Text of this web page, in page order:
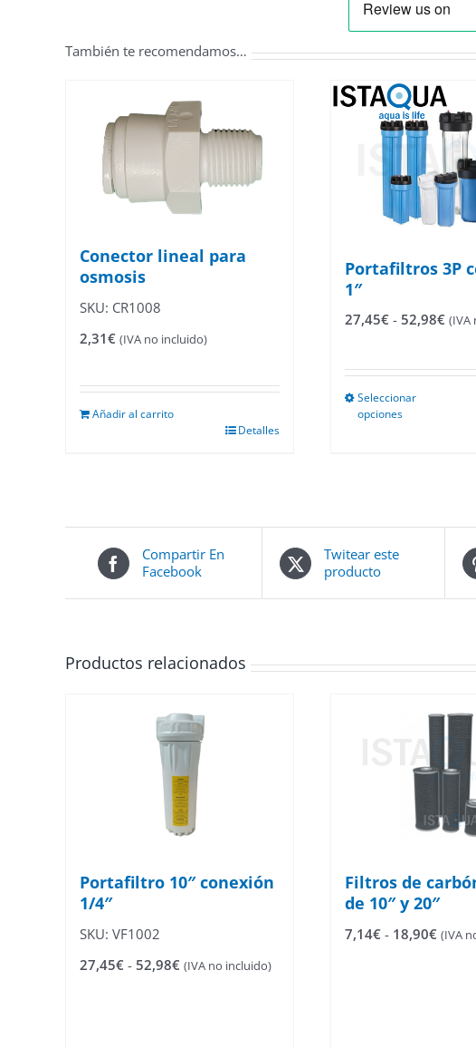
También te recomendamos…
Conector lineal para
osmosis
SKU: CR1008
2,31€ (IVA no incluido)
Añadir al carrito
Detalles
Portafiltros 3P
1″
27,45€ - 52,98€ (IVA
Seleccionar
opciones
opciones
se
pueden
en
producto
Compartir En
Facebook
Twitear este
producto
Productos relacionados
Portafiltro 10″ conexión
1/4″
SKU: VF1002
27,45€ - 52,98€Rango
(IVA no incluido)
Filtros de
de 10″ y 20″
7,14€ - 18,90€Rango
(IVA